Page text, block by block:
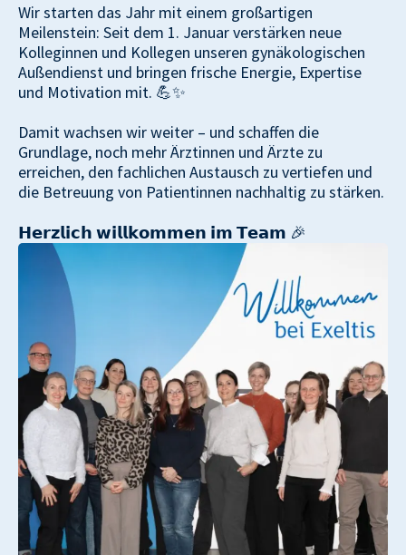
Wir starten das Jahr mit einem großartigen
Meilenstein: Seit dem 1. Januar verstärken neue
Kolleginnen und Kollegen unseren gynäkologischen
Außendienst und bringen frische Energie, Expertise
und Motivation mit. 💪✨
Damit wachsen wir weiter – und schaffen die
Grundlage, noch mehr Ärztinnen und Ärzte zu
erreichen, den fachlichen Austausch zu vertiefen und
die Betreuung von Patientinnen nachhaltig zu stärken.
𝗛𝗲𝗿𝘇𝗹𝗶𝗰𝗵 𝘄𝗶𝗹𝗹𝗸𝗼𝗺𝗺𝗲𝗻 𝗶𝗺 𝗧𝗲𝗮𝗺 🎉